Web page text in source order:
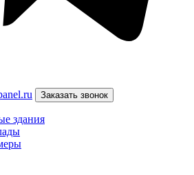
Заказать звонок
здания